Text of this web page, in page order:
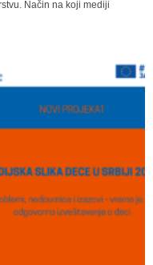
Način na koji mediji